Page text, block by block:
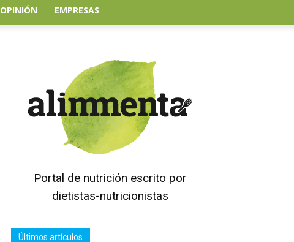
OPINIÓN EMPRESAS
Portal de nutrición escrito por
dietistas-nutricionistas
Últimos artículos